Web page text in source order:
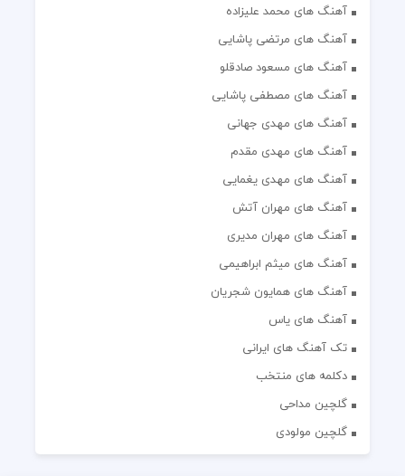
آهنگ های محمد علیزاده
آهنگ های مرتضی پاشایی
آهنگ های مسعود صادقلو
آهنگ های مصطفی پاشایی
آهنگ های مهدی جهانی
آهنگ های مهدی مقدم
آهنگ های مهدی یغمایی
آهنگ های مهران آتش
آهنگ های مهران مدیری
آهنگ های میثم ابراهیمی
آهنگ های همایون شجریان
آهنگ های یاس
تک آهنگ های ایرانی
دکلمه های منتخب
گلچین مداحی
گلچین مولودی